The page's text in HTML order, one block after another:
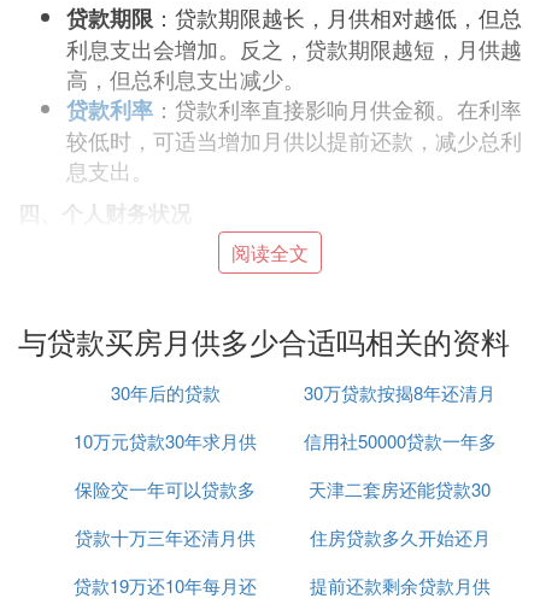
贷款期限 ：贷款期限越长，月供相对越低，但总
利息支出会增加。反之，贷款期限越短，月供越
高，但总利息支出减少。
贷款利率 ：贷款利率直接影响月供金额。在利率
较低时，可适当增加月供以提前还款，减少总利
息支出。
四、个人财务状况
：考虑个人储蓄和投资计划，确保在
生活开销：合理评估日常生活开销，确保月供不
会给生活带来过大压力。
积金冲还贷情况、贷款期限与利率以及个人财务状
况。建议借款人在贷款前进行详细的财务规划，并咨
询专业人士的意见以确定合适的月供额度。
Ⅱ 贷款买房月供多少才不会影响生活
阅读全文
与贷款买房月供多少合适吗相关的资料
30年后的贷款
30万贷款按揭8年还清月
供多少
10万元贷款30年求月供
信用社50000贷款一年多
少利息是多少
保险交一年可以贷款多
少钱
天津二套房还能贷款30
年么
贷款十万三年还清月供
多少钱
住房贷款多久开始还月
供
贷款19万还10年每月还
提前还款剩余贷款月供